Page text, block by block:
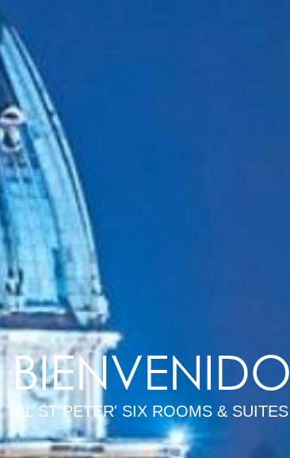
BIENVENIDO
AL ST PETER' SIX ROOMS & SUITES